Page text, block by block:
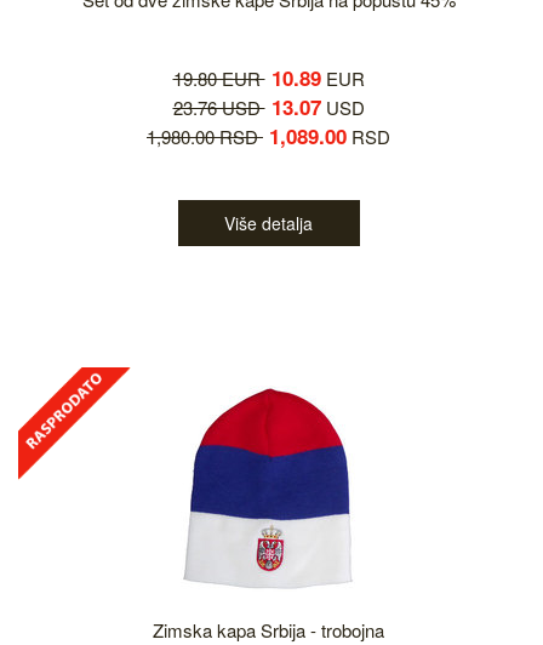
19.80 EUR 10.89EUR
23.76 USD 13.07USD
1,980.00 RSD 1,089.00 RSD
Više detalja
Zimska kapa Srbija - trobojna